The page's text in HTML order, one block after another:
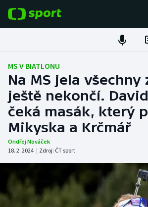
Fotbal
Hokej
Tenis
Atletika
DALŠÍ SPORTY
MS V BIATLONU
Na MS jela všechny
ještě nekončí.
čeká masák, který
Mikyska a Krčmář
Ondřej Nováček
18. 2. 2024 | Zdroj: ČT sport